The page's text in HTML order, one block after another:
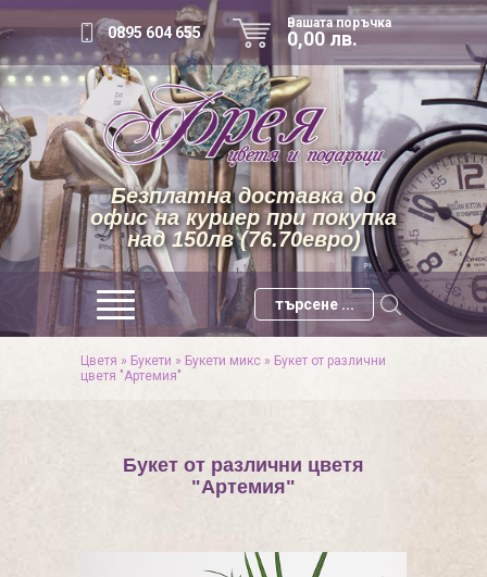
0895 604 655
Вашата поръчка
0,00 лв.
Безплатна доставка до
офис на куриер при покупка
над 150лв (76.70евро)
Цветя » Букети » Букети микс » Букет от различни
цветя "Артемия"
Букет от различни цветя
"Артемия"